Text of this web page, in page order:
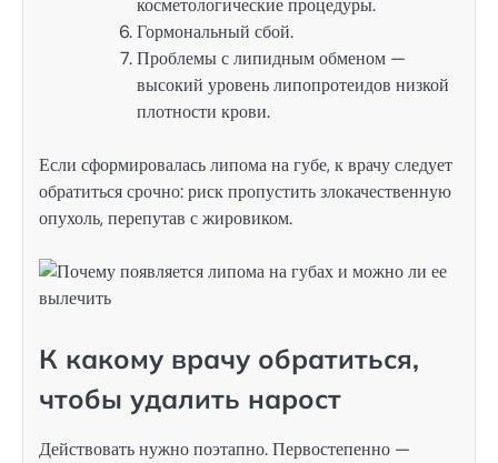
косметологические процедуры.
Гормональный сбой.
Проблемы с липидным обменом —
высокий уровень липопротеидов низкой
плотности крови.
Если сформировалась липома на губе, к врачу следует
обратиться срочно: риск пропустить злокачественную
опухоль, перепутав с жировиком.
К какому врачу обратиться,
чтобы удалить нарост
Действовать нужно поэтапно. Первостепенно —